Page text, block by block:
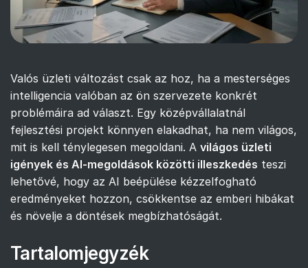
Valós üzleti változást csak az hoz, ha a mesterséges
intelligencia valóban az ön szervezete konkrét
problémáira ad választ. Egy középvállalatnál
fejlesztési projekt könnyen elakadhat, ha nem világos,
mit is kell ténylegesen megoldani. A világos üzleti
igények és AI-megoldások közötti illeszkedés teszi
lehetővé, hogy az AI beépülése kézzelfogható
eredményeket hozzon, csökkentse az emberi hibákat
és növelje a döntések megbízhatóságát.
Tartalomjegyzék